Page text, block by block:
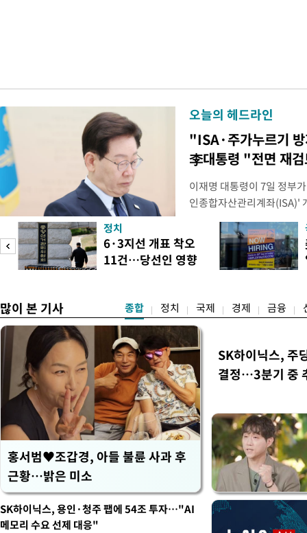
오늘의 헤드라인
"ISA·주가누르기
李대통령 "전면 재
이재명 대통령이 7일 정부
인종합자산관리계좌(ISA)'
안'을 전면 재검토 할 것을
들과의 상황 점검 회의에서
지법안을 둘러싼 투자자들
았다. 이 자리에서 이 대통
정치
6·3지선 개표 착오
11건…당선인 영향
많이 본 기사 종합 정치 국제 경제 금융
홍서범♥조갑경, 아들 불륜 사과 후
근황…밝은 미소
SK하이닉스, 주
결정…3분기 중
SK하이닉스, 용인·청주 팹에 54조 투자…"AI
메모리 수요 선제 대응"